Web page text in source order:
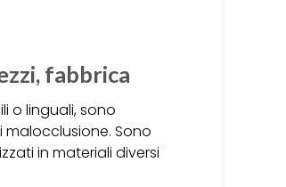
fabbrica
o linguali, sono
malocclusione. Sono
in materiali diversi